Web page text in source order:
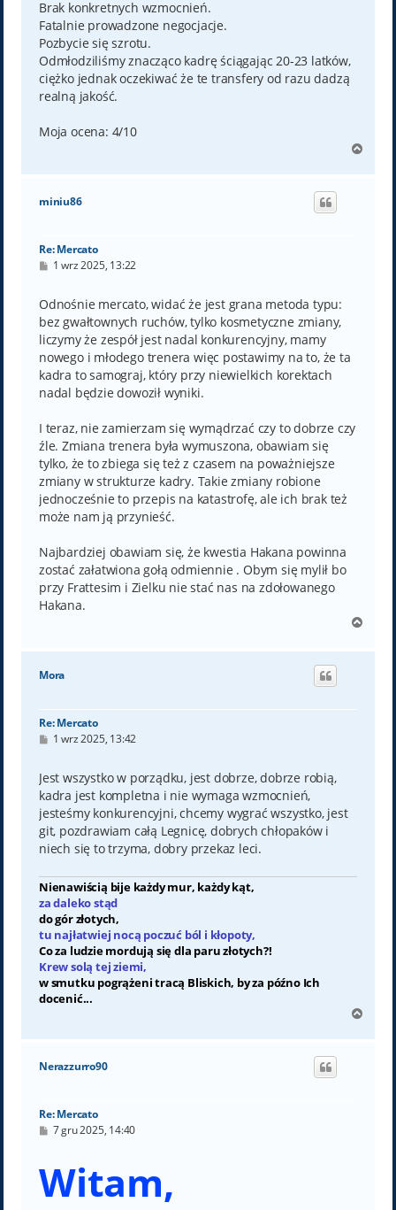
Brak konkretnych wzmocnień.
Fatalnie prowadzone negocjacje.
Pozbycie się szrotu.
Odmłodziliśmy znacząco kadrę ściągając 20-23 latków,
ciężko jednak oczekiwać że te transfery od razu dadzą
realną jakość.
Moja ocena: 4/10
g
miniu86
Re: Mercato
P
t
1 wrz 2025, 13:22
Odnośnie mercato, widać że jest grana metoda typu:
bez gwałtownych ruchów, tylko kosmetyczne zmiany,
liczymy że zespół jest nadal konkurencyjny, mamy
nowego i młodego trenera więc postawimy na to, że ta
kadra to samograj, który przy niewielkich korektach
nadal będzie dowoził wyniki.
I teraz, nie zamierzam się wymądrzać czy to dobrze czy
źle. Zmiana trenera była wymuszona, obawiam się
tylko, że to zbiega się też z czasem na poważniejsze
zmiany w strukturze kadry. Takie zmiany robione
jednocześnie to przepis na katastrofę, ale ich brak też
może nam ją przynieść.
Najbardziej obawiam się, że kwestia Hakana powinna
zostać załatwiona gołą odmiennie . Obym się mylił bo
przy Frattesim i Zielku nie stać nas na zdołowanego
Hakana.
g
Mora
Re: Mercato
P
t
1 wrz 2025, 13:42
Jest wszystko w porządku, jest dobrze, dobrze robią,
kadra jest kompletna i nie wymaga wzmocnień,
jesteśmy konkurencyjni, chcemy wygrać wszystko, jest
git, pozdrawiam całą Legnicę, dobrych chłopaków i
niech się to trzyma, dobry przekaz leci.
Nienawiścią bije każdy mur, każdy kąt,
za daleko stąd
do gór złotych,
tu najłatwiej nocą poczuć ból i kłopoty,
Co za ludzie mordują się dla paru złotych?!
Krew solą tej ziemi,
w smutku pogrążeni tracą Bliskich, by za późno Ich
docenić...
g
Nerazzurro90
Re: Mercato
P7 gru 2025, 14:40
Witam,